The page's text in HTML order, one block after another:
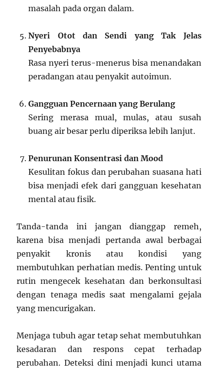
masalah pada organ dalam.
Nyeri Otot dan Sendi yang Tak Jelas
Penyebabnya
Rasa nyeri terus-menerus bisa menandakan
peradangan atau penyakit autoimun.
Gangguan Pencernaan yang Berulang
Sering merasa mual, mulas, atau susah
buang air besar perlu diperiksa lebih lanjut.
Penurunan Konsentrasi dan Mood
Kesulitan fokus dan perubahan suasana hati
bisa menjadi efek dari gangguan kesehatan
mental atau fisik.
Tanda-tanda ini jangan dianggap remeh,
karena bisa menjadi pertanda awal berbagai
penyakit kronis atau kondisi yang
membutuhkan perhatian medis. Penting untuk
rutin mengecek kesehatan dan berkonsultasi
dengan tenaga medis saat mengalami gejala
yang mencurigakan.
Menjaga tubuh agar tetap sehat membutuhkan
kesadaran dan respons cepat terhadap
perubahan. Deteksi dini menjadi kunci utama